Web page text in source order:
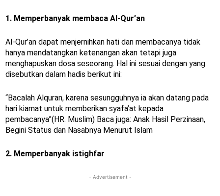
1. Memperbanyak membaca Al-Qur’an
Al-Qur’an dapat menjernihkan hati dan membacanya tidak
hanya mendatangkan ketenangan akan tetapi juga
menghapuskan dosa seseorang. Hal ini sesuai dengan yang
disebutkan dalam hadis berikut ini:
“Bacalah Alquran, karena sesungguhnya ia akan datang pada
hari kiamat untuk memberikan syafa’at kepada
pembacanya”(HR. Muslim) Baca juga: Anak Hasil Perzinaan,
Begini Status dan Nasabnya Menurut Islam
2. Memperbanyak istighfar
- Advertisement -